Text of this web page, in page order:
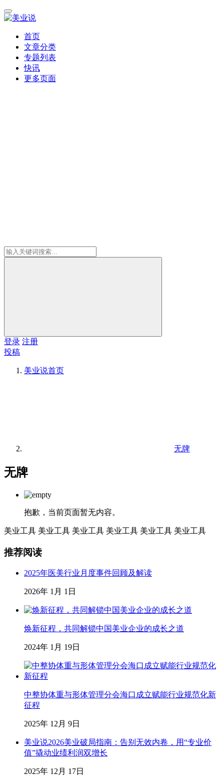
首页
文章分类
专题列表
快讯
更多页面
登录 注册
投稿
美业说首页
无牌
无牌
抱歉，当前页面暂无内容。
美业工具 美业工具 美业工具 美业工具 美业工具 美业工具
推荐阅读
2025年医美行业月度事件回顾及解读
2026年 1月 1日
焕新征程，共同解锁中国美业企业的成长之道
2024年 1月 19日
中整协体重与形体管理分会海口成立赋能行业规范化新
征程
2025年 12月 9日
美业说2026美业破局指南：告别无效内卷，用“专业价
值”撬动业绩利润双增长
2025年 12月 17日